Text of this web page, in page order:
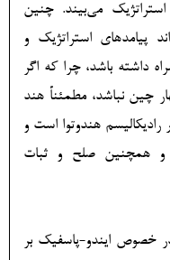
می‌بیند. چنین
پیامدهای استراتژیک و
داشته باشد، چرا که اگر
چین نباشد، مطمئناً هند
هندوتوا است و
و همچنین صلح و ثبات
در خصوص ایندو-پاسفیک بر